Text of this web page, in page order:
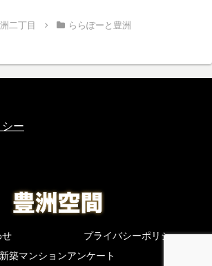
二丁目 ららぽーと豊洲
ー
せ
プライバシーポリシー
新築マンションアンケート